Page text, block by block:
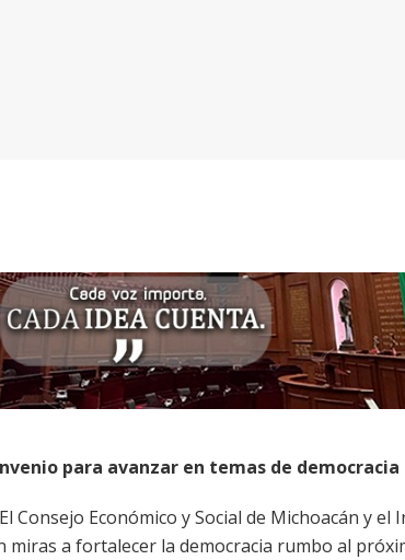
para avanzar en temas de democracia
El Consejo Económico y Social de Michoacán y
a fortalecer la democracia rumbo al